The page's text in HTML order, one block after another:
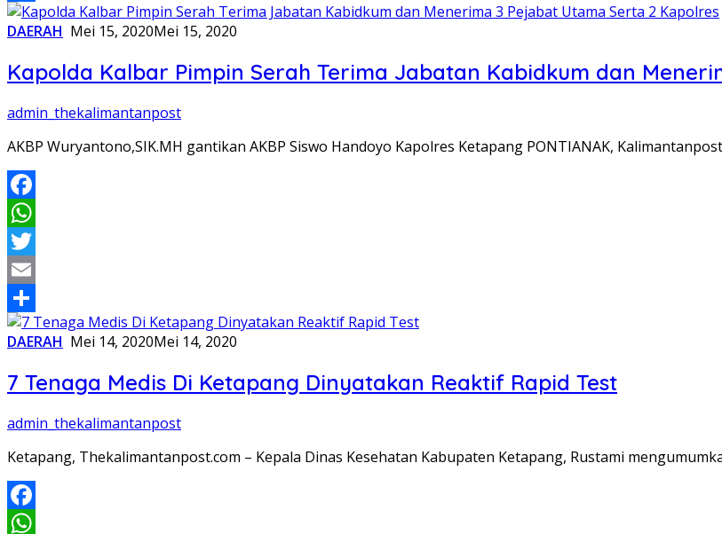
Share
DAERAH Mei 15, 2020Mei 15, 2020
Kapolda Kalbar Pimpin Serah Terima Jabatan Kabidkum dan
admin_thekalimantanpost
AKBP Wuryantono,SIK.MH gantikan AKBP Siswo Handoyo Kapolres Ketapang PONTIANAK,
Facebook
WhatsApp
Twitter
Email
Share
DAERAH Mei 14, 2020Mei 14, 2020
7 Tenaga Medis Di Ketapang Dinyatakan Reaktif Rapid Test
admin_thekalimantanpost
Ketapang, Thekalimantanpost.com – Kepala Dinas Kesehatan Kabupaten Ketapang, Rustami
Facebook